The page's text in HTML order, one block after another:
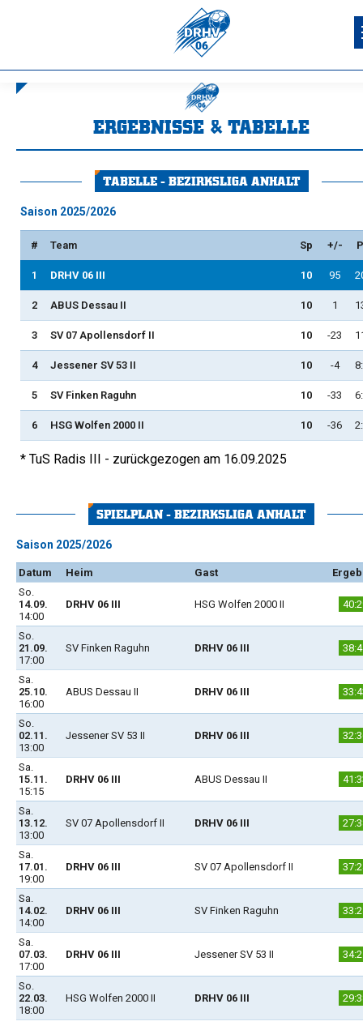
ERGEBNISSE & TABELLE
TABELLE - BEZIRKSLIGA ANHALT
Saison 2025/2026
# Team Sp +/-
1 DRHV 06 III 10 95
2 ABUS Dessau II 10 1
3 SV 07 Apollensdorf II 10 -23
4 Jessener SV 53 II 10 -4
5 SV Finken Raguhn 10 -33
6 HSG Wolfen 2000 II 10 -36
* TuS Radis III - zurückgezogen am 16.09.2025
SPIELPLAN - BEZIRKSLIGA ANHALT
Saison 2025/2026
Datum Heim Gast
So.
14.09.
14:00
DRHV 06 III HSG Wolfen 2000 II
So.
21.09.
17:00
SV Finken Raguhn DRHV 06 III
Sa.
25.10.
16:00
ABUS Dessau II DRHV 06 III
So.
02.11.
13:00
Jessener SV 53 II DRHV 06 III
Sa.
15.11.
15:15
DRHV 06 III ABUS Dessau II
Sa.
13.12.
13:00
SV 07 Apollensdorf II DRHV 06 III
Sa.
17.01.
19:00
DRHV 06 III SV 07 Apollensdorf II
Sa.
14.02.
14:00
DRHV 06 III SV Finken Raguhn
Sa.
07.03.
17:00
DRHV 06 III Jessener SV 53 II
So.
22.03.
18:00
HSG Wolfen 2000 II DRHV 06 III